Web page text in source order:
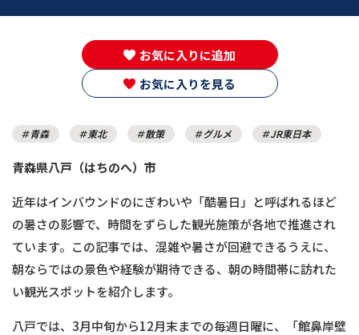
お気に入りに追加
お気に入りを見る
青森 東北 散策 グルメ JR東日本
青森県八戸（はちのへ）市
近年はインバウンドのにぎわいや「酷暑日」と呼ばれるほど
の暑さの影響で、時間をずらした観光施策が各地で推進され
ています。この記事では、混雑や暑さが回避できるうえに、
朝ならではの景色や経験が期待できる、朝の時間帯に訪れた
い観光スポットを紹介します。
八戸では、3月中旬から12月末までの毎週日曜に、「館鼻岸壁